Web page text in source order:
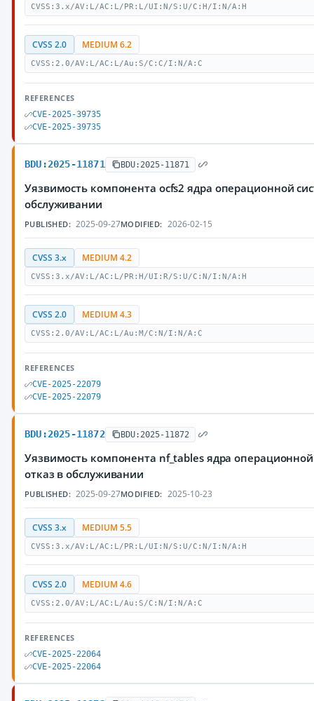
CVSS:3.x/AV:L/AC:L/PR:L/UI:N/S:U/C:H/I:N/A:H
CVSS 2.0 MEDIUM 6.2
CVSS:2.0/AV:L/AC:L/Au:S/C:C/I:N/A:C
REFERENCES
CVE-2025-39735
CVE-2025-39735
BDU:2025-11871 BDU:2025-11871
Уязвимость компонента ocfs2 ядра операционной
обслуживании
PUBLISHED: 2025-09-27MODIFIED: 2026-02-15
CVSS 3.x MEDIUM 4.2
CVSS:3.x/AV:L/AC:L/PR:H/UI:R/S:U/C:N/I:N/A:H
CVSS 2.0 MEDIUM 4.3
CVSS:2.0/AV:L/AC:L/Au:M/C:N/I:N/A:C
REFERENCES
CVE-2025-22079
CVE-2025-22079
BDU:2025-11872 BDU:2025-11872
Уязвимость компонента nf_tables ядра
отказ в обслуживании
PUBLISHED: 2025-09-27MODIFIED: 2025-10-23
CVSS 3.x MEDIUM 5.5
CVSS:3.x/AV:L/AC:L/PR:L/UI:N/S:U/C:N/I:N/A:H
CVSS 2.0 MEDIUM 4.6
CVSS:2.0/AV:L/AC:L/Au:S/C:N/I:N/A:C
REFERENCES
CVE-2025-22064
CVE-2025-22064